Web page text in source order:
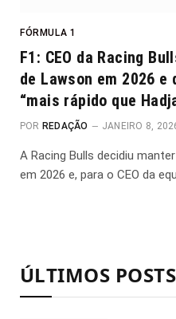
FÓRMULA 1
F1: CEO da Racing
de Lawson em 2026
“mais rápido que
POR REDAÇÃO JANEIRO 8,
A Racing Bulls decidiu
em 2026 e, para o CEO da
ÚLTIMOS POSTS